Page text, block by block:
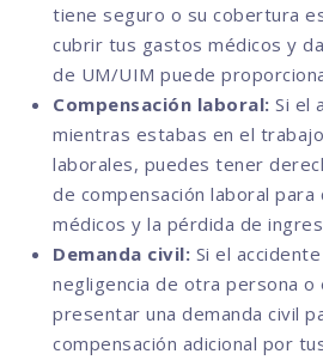
tiene seguro o su cobertura
cubrir tus gastos médicos y
de UM/UIM puede
Compensación laboral: Si el
mientras estabas en el
laborales, puedes tener
de compensación laboral
médicos y la pérdida de
Demanda civil: Si el
negligencia de otra persona o
presentar una demanda civil
compensación adicional por